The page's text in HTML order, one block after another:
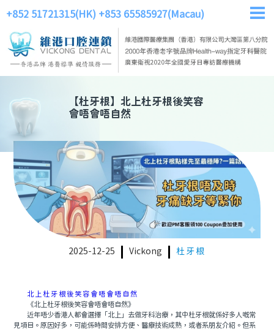
+852 51721315(HK) +853 65585927(Macau)
【杜牙根】 北上杜牙根後笑容
會唔會唔自然
2025-12-25 Vickong 杜牙根
北上杜牙根後笑容會唔會唔自然
《北上杜牙根後笑容會唔會唔自然》
近年唔少香港人都會選擇「北上」去做牙科治療，其中杜牙根就係好多人嘅常
見項目。原因好多，可能係時間安排方便、醫療技術成熟，或者系朋友介紹。但系